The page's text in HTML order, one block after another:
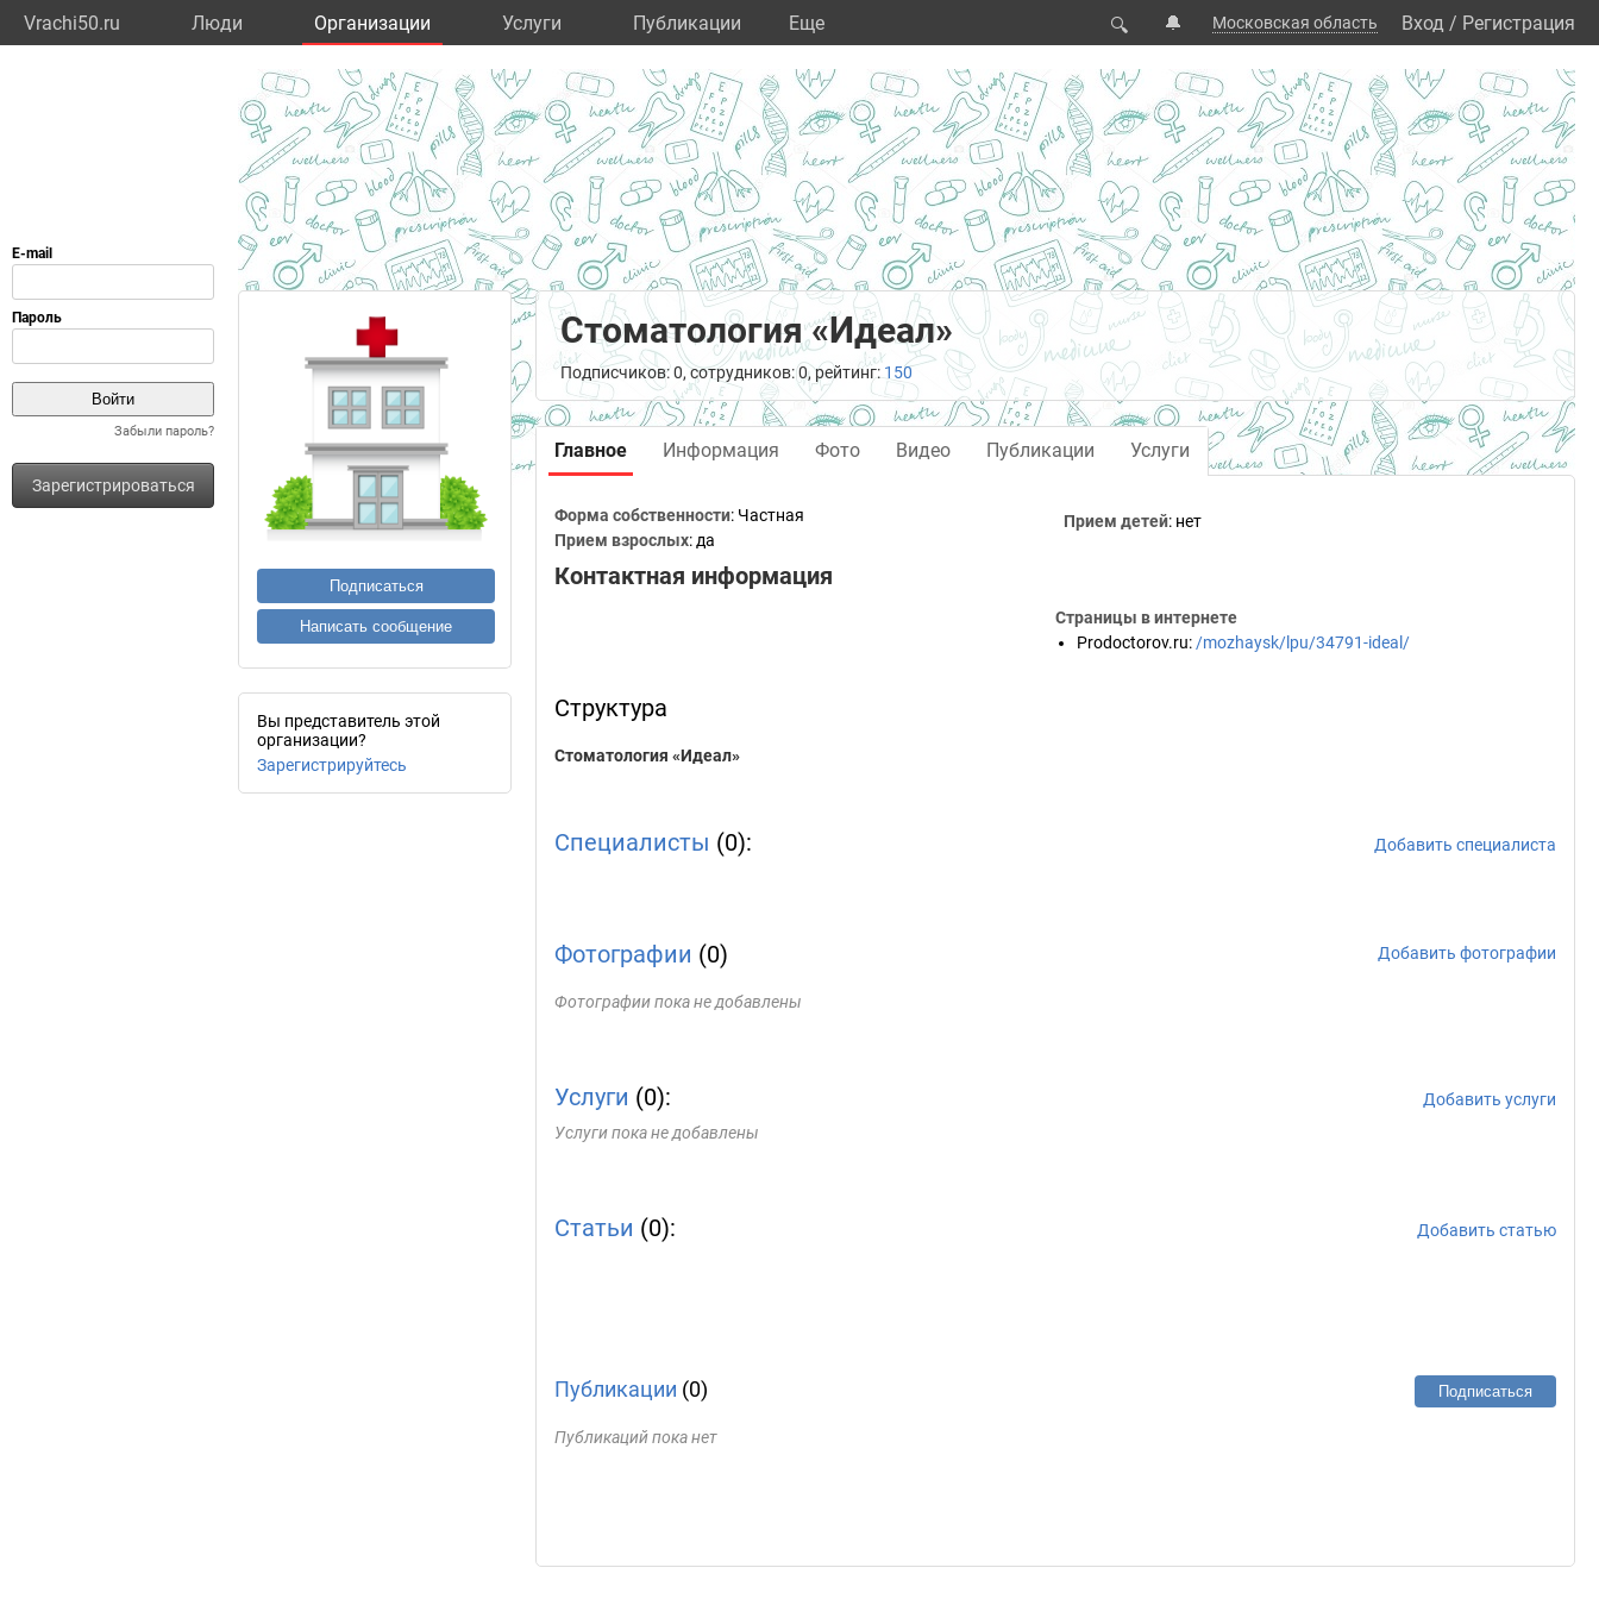
Vrachi50.ru Люди Организации Услуги Публикации Eще 🔍 🔔 Московская область Вход / Регистрация
Забыли пароль?
Зарегистрироваться
Подписаться
Написать сообщение
Вы представитель этой
организации?
Зарегистрируйтесь
Стоматология «Идеал»
Подписчиков: 0, сотрудников: 0, рейтинг: 150
Главное Информация Фото Видео Публикации Услуги
Форма собственности: Частная
Прием взрослых: да
Прием детей: нет
Контактная информация
Страницы в интернете
Prodoctorov.ru: /mozhaysk/lpu/34791-ideal/
Структура
Стоматология «Идеал»
Специалисты (0): Добавить специалиста
Фотографии (0) Добавить фотографии
Фотографии пока не добавлены
Услуги (0):
Добавить услуги
Услуги пока не добавлены
Статьи (0): Добавить статью
Публикации (0) Подписаться
Публикаций пока нет